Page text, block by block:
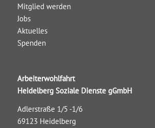
Mitglied werden
Jobs
Aktuelles
Spenden
Arbeiterwohlfahrt
Heidelberg Soziale Dienste gGmbH
Adlerstraße 1/5 -1/6
69123 Heidelberg